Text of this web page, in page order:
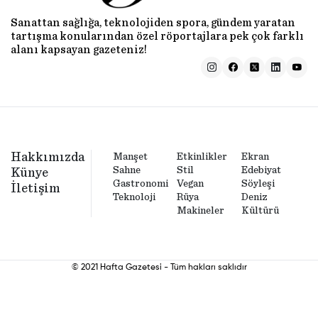
Sanattan sağlığa, teknolojiden spora, gündem yaratan
tartışma konularından özel röportajlara pek çok farklı
alanı kapsayan gazeteniz!
Hakkımızda
Künye
İletişim
Manşet Etkinlikler
Ekran
Sahne
Stil
Edebiyat
Gastronomi
Vegan
Söyleşi
Teknoloji
Rüya
Makineler
Deniz
Kültürü
© 2021 Hafta Gazetesi - Tüm hakları saklıdır